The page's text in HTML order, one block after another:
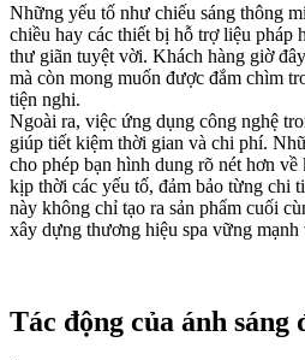
Những yếu tố như chiếu sáng thông
chiều hay các thiết bị hỗ trợ liệu pháp
thư giãn tuyệt vời. Khách hàng giờ
mà còn mong muốn được đắm chìm
tiện nghi.
Ngoài ra, việc ứng dụng công nghệ
giúp tiết kiệm thời gian và chi phí.
cho phép bạn hình dung rõ nét hơn
kịp thời các yếu tố, đảm bảo từng chi
này không chỉ tạo ra sản phẩm cuối
xây dựng thương hiệu spa vững
Tác động của ánh sáng